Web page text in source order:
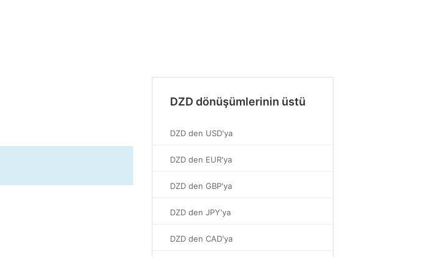
DZD dönüşümlerinin üstü
DZD den USD'ya
DZD den EUR'ya
DZD den GBP'ya
DZD den JPY'ya
DZD den CAD'ya